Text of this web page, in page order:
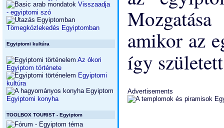
Visszaadja
- egyiptomi szó
Tömegközlekedés Egyiptomban
Egyiptomi kultúra
Az ókori
Egyiptom története
Egyiptomi
kultúra
Egyiptomi konyha
TOOLBOX TOURIST - Egyiptom
amikor az
így
Advertisements